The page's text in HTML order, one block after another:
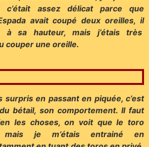
assez délicat parce que
avait coupé deux oreilles, il
à sa hauteur, mais j’étais très
couper une oreille.
surpris en passant en piquée, c’est
bétail, son comportement. Il faut
les choses, on voit que le toro
je m’étais entrainé en